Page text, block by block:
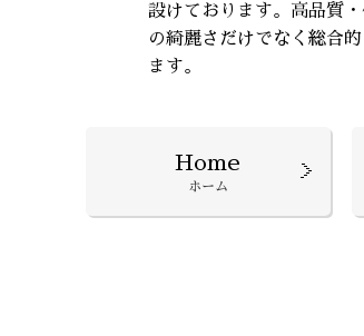
設けております。高品質
の綺麗さだけでなく総合
ます。
Home
ホーム